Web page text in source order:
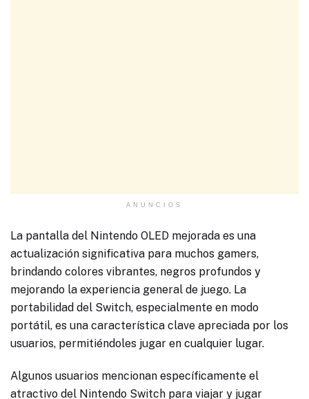
ANUNCIOS
La pantalla del Nintendo OLED mejorada es una
actualización significativa para muchos gamers,
brindando colores vibrantes, negros profundos y
mejorando la experiencia general de juego. La
portabilidad del Switch, especialmente en modo
portátil, es una característica clave apreciada por los
usuarios, permitiéndoles jugar en cualquier lugar.
Algunos usuarios mencionan específicamente el
atractivo del Nintendo Switch para viajar y jugar